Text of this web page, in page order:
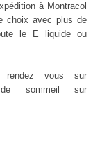
à Montracol
choix avec plus de
le E liquide ou
vous sur
sommeil sur